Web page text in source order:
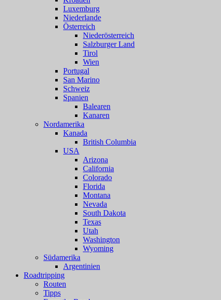
Luxemburg
Niederlande
Österreich
Niederösterreich
Salzburger Land
Tirol
Wien
Portugal
San Marino
Schweiz
Spanien
Balearen
Kanaren
Nordamerika
Kanada
British Columbia
USA
Arizona
California
Colorado
Florida
Montana
Nevada
South Dakota
Texas
Utah
Washington
Wyoming
Südamerika
Argentinien
Roadtripping
Routen
Tipps